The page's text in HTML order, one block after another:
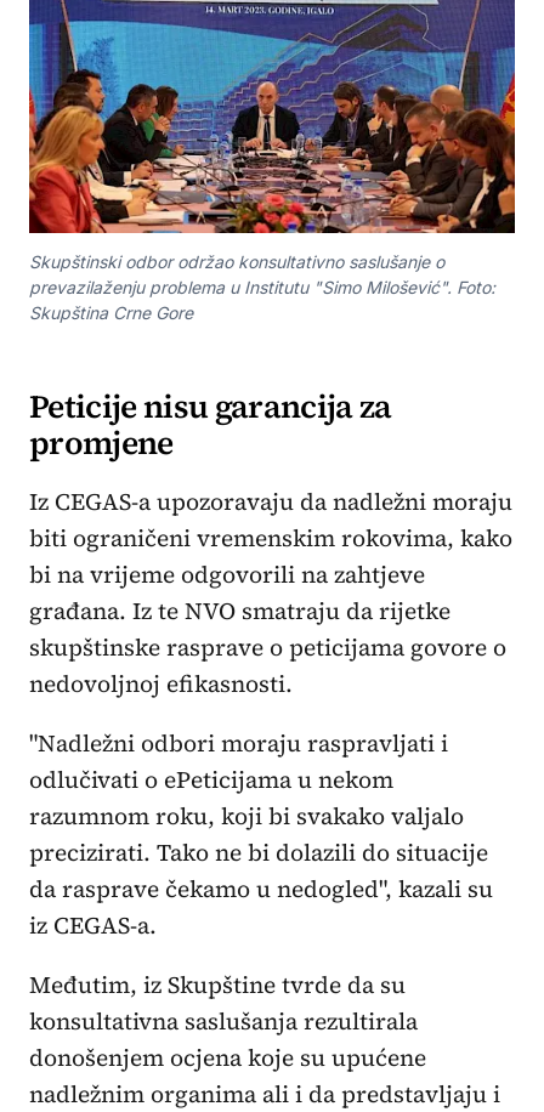
Skupštinski odbor održao konsultativno saslušanje o
prevazilaženju problema u Institutu "Simo Milošević". Foto:
Skupština Crne Gore
Peticije nisu garancija za
promjene
Iz CEGAS-a upozoravaju da nadležni moraju
biti ograničeni vremenskim rokovima, kako
bi na vrijeme odgovorili na zahtjeve
građana. Iz te NVO smatraju da rijetke
skupštinske rasprave o peticijama govore o
nedovoljnoj efikasnosti.
"Nadležni odbori moraju raspravljati i
odlučivati o ePeticijama u nekom
razumnom roku, koji bi svakako valjalo
precizirati. Tako ne bi dolazili do situacije
da rasprave čekamo u nedogled", kazali su
iz CEGAS-a.
Međutim, iz Skupštine tvrde da su
konsultativna saslušanja rezultirala
donošenjem ocjena koje su upućene
nadležnim organima ali i da predstavljaju i